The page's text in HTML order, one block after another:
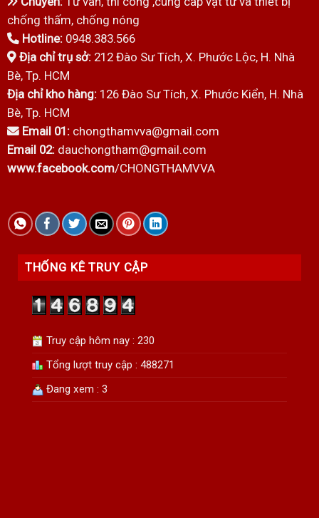
chống thấm, chống nóng
Hotline:0948.383.566
Địa chỉ trụ sở:212 Đào Sư Tích, X. Phước Lộc, H. Nhà
Bè, Tp. HCM
Địa chỉ kho hàng:126 Đào Sư Tích, X. Phước Kiển, H. Nhà
Bè, Tp. HCM
Email 01:chongthamvva@gmail.com
Email 02:dauchongtham@gmail.com
www.facebook.com/CHONGTHAMVVA
THỐNG KÊ TRUY CẬP
Truy cập hôm nay : 230
Tổng lượt truy cập : 488271
Đang xem : 3